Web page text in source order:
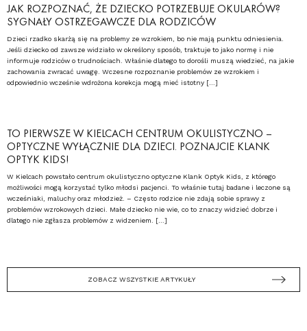
JAK ROZPOZNAĆ, ŻE DZIECKO POTRZEBUJE OKULARÓW?
SYGNAŁY OSTRZEGAWCZE DLA RODZICÓW
Dzieci rzadko skarżą się na problemy ze wzrokiem, bo nie mają punktu odniesienia.
Jeśli dziecko od zawsze widziało w określony sposób, traktuje to jako normę i nie
informuje rodziców o trudnościach. Właśnie dlatego to dorośli muszą wiedzieć, na jakie
zachowania zwracać uwagę. Wczesne rozpoznanie problemów ze wzrokiem i
odpowiednio wcześnie wdrożona korekcja mogą mieć istotny […]
TO PIERWSZE W KIELCACH CENTRUM OKULISTYCZNO –
OPTYCZNE WYŁĄCZNIE DLA DZIECI. POZNAJCIE KLANK
OPTYK KIDS!
W Kielcach powstało centrum okulistyczno optyczne Klank Optyk Kids, z którego
możliwości mogą korzystać tylko młodsi pacjenci. To właśnie tutaj badane i leczone są
wcześniaki, maluchy oraz młodzież. – Często rodzice nie zdają sobie sprawy z
problemów wzrokowych dzieci. Małe dziecko nie wie, co to znaczy widzieć dobrze i
dlatego nie zgłasza problemów z widzeniem. […]
ZOBACZ WSZYSTKIE ARTYKUŁY